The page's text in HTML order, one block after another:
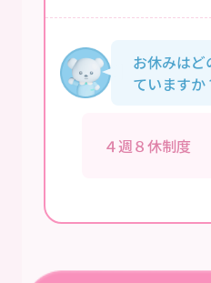
お休みはど
ていますか
４週８休制度